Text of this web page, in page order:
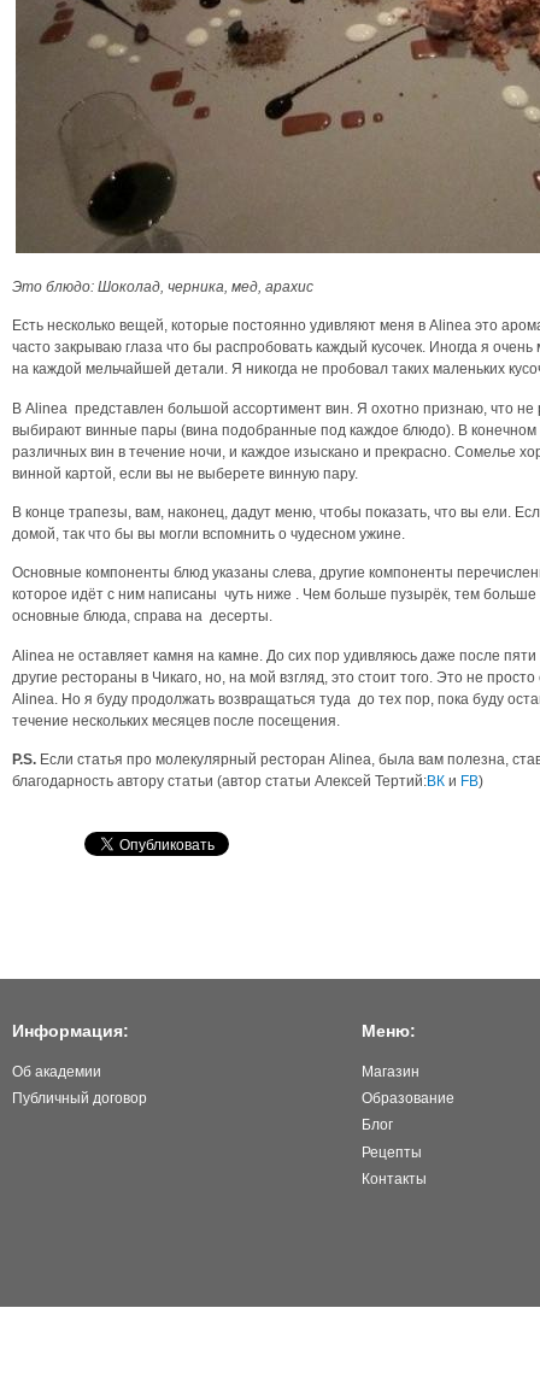
Это блюдо: Шоколад, черника, мед, арахис
Есть несколько вещей, которые постоянно удивляют меня в Alinea это
часто закрываю глаза что бы распробовать каждый кусочек. Иногда я
на каждой мельчайшей детали. Я никогда не пробовал таких маленьких
В Alinea представлен большой ассортимент вин. Я охотно признаю, что
выбирают винные пары (вина подобранные под каждое блюдо). В конечном
различных вин в течение ночи, и каждое изыскано и прекрасно. Сомелье
винной картой, если вы не выберете винную пару.
В конце трапезы, вам, наконец, дадут меню, чтобы показать, что вы ели.
домой, так что бы вы могли вспомнить о чудесном ужине.
Основные компоненты блюд указаны слева, другие компоненты
которое идёт с ним написаны чуть ниже . Чем больше пузырёк, тем
основные блюда, справа на десерты.
Alinea не оставляет камня на камне. До сих пор удивляюсь даже после
другие рестораны в Чикаго, но, на мой взгляд, это стоит того. Это не
Alinea. Но я буду продолжать возвращаться туда до тех пор, пока буду
течение нескольких месяцев после посещения.
P.S. Если статья про молекулярный ресторан Alinea, была вам полезна,
благодарность автору статьи (автор статьи Алексей Тертий:ВК и FB)
Информация:
Об академии
Публичный договор
Меню:
Магазин
Образование
Блог
Рецепты
Контакты